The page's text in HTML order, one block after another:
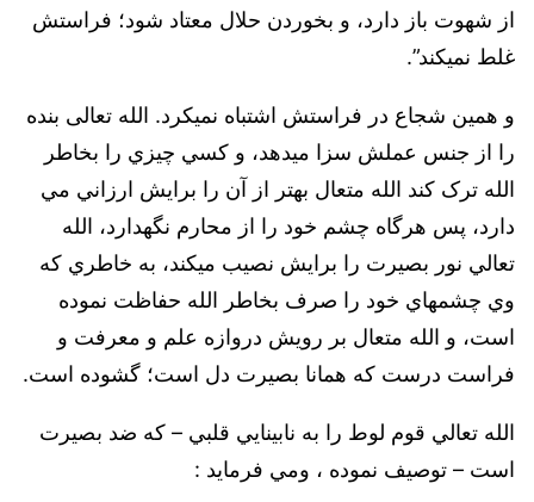
از شهوت باز دارد،‌ و بخوردن حلال معتاد شود؛ فراستش
غلط نميکند”.
و همين شجاع در فراستش اشتباه نميکرد. الله تعالى بنده
را از جنس عملش سزا ميدهد، و کسي چيزي را بخاطر
الله ترک کند الله متعال بهتر از آن را برايش ارزاني مي
دارد، ‌پس هرگاه چشم خود را از محارم نگهدارد، الله
تعالي نور بصيرت را برايش نصيب ميکند، به ‌خاطري که
وي چشمهاي خود را صرف بخاطر الله حفاظت نموده
است، و الله متعال بر رويش دروازه علم و معرفت و
فراست درست که همانا بصيرت دل است؛ گشوده است.
الله تعالي قوم لوط را به نابينايي قلبي – که ضد بصيرت
است – توصيف نموده ، ومي فرمايد :